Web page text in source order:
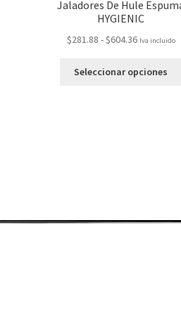
Jaladores De Hule
HYGIENIC
$281.88 - $604.36 Iva incluido
Seleccionar opciones